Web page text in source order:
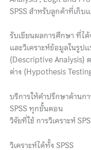
SPSS สำหรับลูกค้าที่เก็
รับเขียนผลการศึกษา ที่ได้
และวิเคราะห์ข้อมูลในรูป
(Descriptive Analysis)
ต่าง (Hypothesis
บริการให้คำปรึกษาด้านก
SPSS ทุกขั้นตอน
วิจัยที่ใช้ การวิเคราะห์
วิเคราะห์ได้ทั้ง SPSS